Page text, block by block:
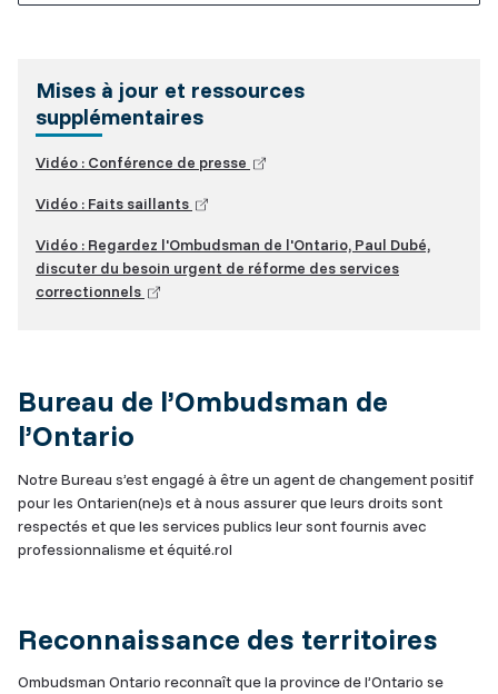
Mises à jour et ressources
supplémentaires
Vidéo : Conférence de presse (lien
Vidéo : Faits saillants(lien
Vidéo : Regardez l'Ombudsman de l'Ontario, Paul Dubé,
discuter du besoin urgent de réforme des services
correctionnels(lien
Bureau de l’Ombudsman de
l’Ontario
Notre Bureau s’est engagé à être un agent de changement positif
pour les Ontarien(ne)s et à nous assurer que leurs droits sont
respectés et que les services publics leur sont fournis avec
professionnalisme et équité.rol
Reconnaissance des territoires
Ombudsman Ontario reconnaît que la province de l’Ontario se